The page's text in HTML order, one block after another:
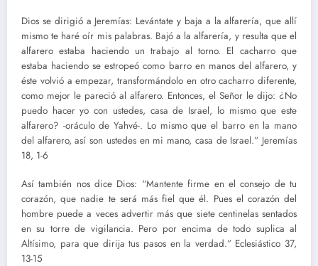
Dios se dirigió a Jeremías: Levántate y baja a la alfarería, que allí
mismo te haré oír mis palabras. Bajó a la alfarería, y resulta que el
alfarero estaba haciendo un trabajo al torno. El cacharro que
estaba haciendo se estropeó como barro en manos del alfarero, y
éste volvió a empezar, transformándolo en otro cacharro diferente,
como mejor le pareció al alfarero. Entonces, el Señor le dijo: ¿No
puedo hacer yo con ustedes, casa de Israel, lo mismo que este
alfarero? -oráculo de Yahvé-. Lo mismo que el barro en la mano
del alfarero, así son ustedes en mi mano, casa de Israel.” Jeremías
18, 1-6
Así también nos dice Dios: “Mantente firme en el consejo de tu
corazón, que nadie te será más fiel que él. Pues el corazón del
hombre puede a veces advertir más que siete centinelas sentados
en su torre de vigilancia. Pero por encima de todo suplica al
Altísimo, para que dirija tus pasos en la verdad.” Eclesiástico 37,
13-15